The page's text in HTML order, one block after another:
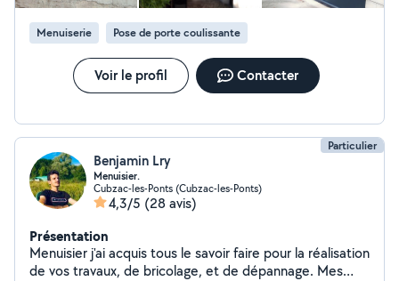
Menuiserie Pose de porte coulissante
Voir le profil Contacter
Particulier
Benjamin Lry
Menuisier.
Cubzac-les-Ponts (Cubzac-les-Ponts)
4,3/5 (28 avis)
Présentation
Menuisier j'ai acquis tous le savoir faire pour la réalisation
de vos travaux, de bricolage, et de dépannage. Mes